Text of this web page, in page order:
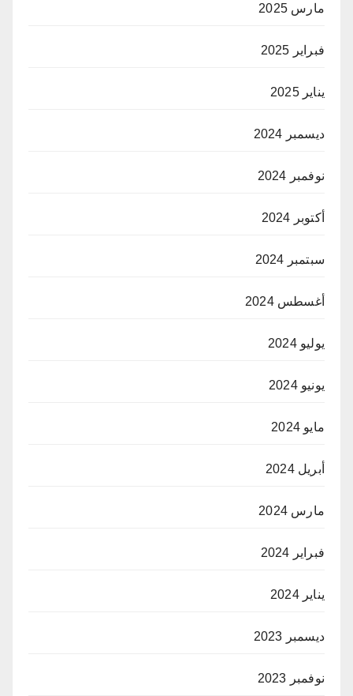
مارس 2025
فبراير 2025
يناير 2025
ديسمبر 2024
نوفمبر 2024
أكتوبر 2024
سبتمبر 2024
أغسطس 2024
يوليو 2024
يونيو 2024
مايو 2024
أبريل 2024
مارس 2024
فبراير 2024
يناير 2024
ديسمبر 2023
نوفمبر 2023